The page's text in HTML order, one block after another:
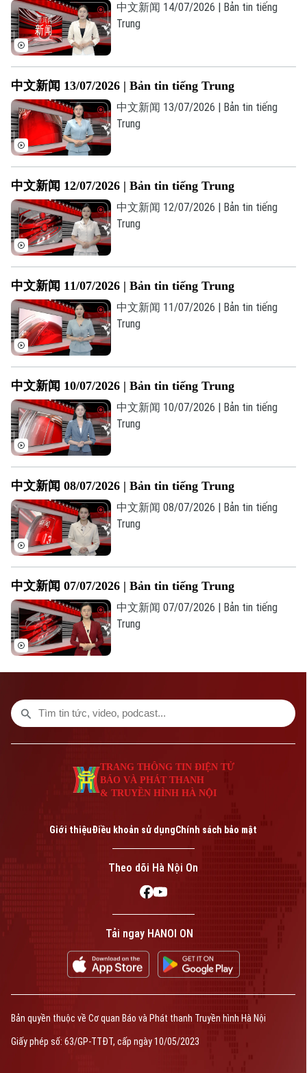
Bản quyền thuộc về Cơ quan Báo và Phát thanh Truyền hình Hà Nội Giấy
phép số: Số 63/GP-TTDT, cấp ngày 10/05/2023
CỦA CƠ QUAN BÁO VÀ PHÁT THANH TRUYỀN HÌNH HÀ NỘI
Số 3-5 Huỳnh Thúc Kháng-Phường Láng-Hà Nội
Giám đốc: VŨ MINH TUẤN
Phó Giám đốc: Nguyễn Kim Khiêm, Nguyễn Minh Đức, Nguyễn Thành Lợi
中文新闻 14/07/2026 | Bản tin tiếng
Trung
中文新闻 13/07/2026 | Bản tin tiếng Trung
中文新闻 13/07/2026 | Bản tin tiếng
Trung
中文新闻 12/07/2026 | Bản tin tiếng Trung
中文新闻 12/07/2026 | Bản tin tiếng
Trung
中文新闻 11/07/2026 | Bản tin tiếng Trung
中文新闻 11/07/2026 | Bản tin tiếng
Trung
中文新闻 10/07/2026 | Bản tin tiếng Trung
中文新闻 10/07/2026 | Bản tin tiếng
Trung
中文新闻 08/07/2026 | Bản tin tiếng Trung
中文新闻 08/07/2026 | Bản tin tiếng
Trung
中文新闻 07/07/2026 | Bản tin tiếng Trung
中文新闻 07/07/2026 | Bản tin tiếng
Trung
TRANG THÔNG TIN ĐIỆN TỬ
BÁO VÀ PHÁT THANH
& TRUYỀN HÌNH HÀ NỘI
Giới thiệuĐiều khoản sử dụngChính sách bảo mật
Theo dõi Hà Nội On
Tải ngay HANOI ON
Bản quyền thuộc về Cơ quan Báo và Phát thanh Truyền hình Hà Nội
Giấy phép số: 63/GP-TTĐT, cấp ngày 10/05/2023